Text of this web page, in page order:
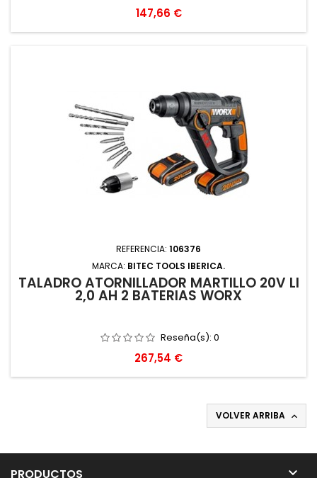
Precio
147,66 €
REFERENCIA: 106376
MARCA: BITEC TOOLS IBERICA.
TALADRO ATORNILLADOR MARTILLO 20V LI
2,0 AH 2 BATERIAS WORX
Reseña(s): 0
Precio
267,54 €
VOLVER ARRIBA 
PRODUCTOS 